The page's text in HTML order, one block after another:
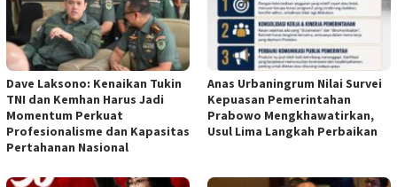
Dave Laksono: Kenaikan Tukin
TNI dan Kemhan Harus Jadi
Momentum Perkuat
Profesionalisme dan Kapasitas
Pertahanan Nasional
Anas Urbaningrum Nilai Survei
Kepuasan Pemerintahan
Prabowo Mengkhawatirkan,
Usul Lima Langkah Perbaikan